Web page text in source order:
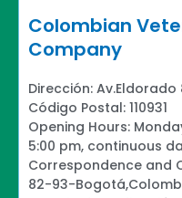
Colombian
Company
Dirección:
Código Postal: 110931
Opening Hours:
5:00 pm, continuous
Correspondence and
82-93-